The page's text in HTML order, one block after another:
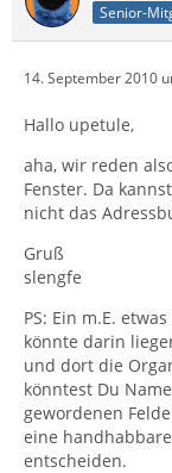
Senior-
14. September 2010
Hallo upetule,
aha, wir reden
Fenster. Da
nicht das
Gruß
slengfe
PS: Ein m.E.
könnte darin
und dort die
könntest Du
gewordenen
eine
entscheiden.